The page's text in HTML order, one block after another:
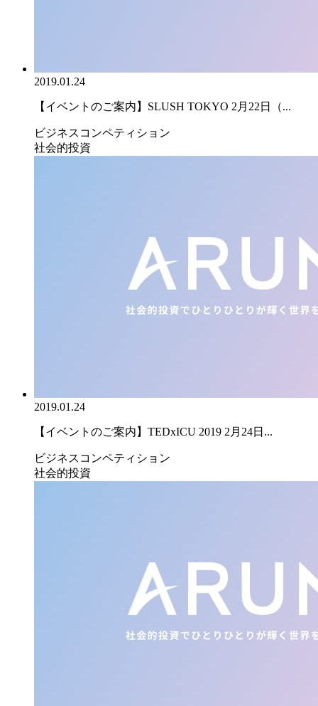
2019.01.24
【イベントのご案内】SLUSH TOKYO 2月22日（...
ビジネスコンペティション
社会的投資
2019.01.24
【イベントのご案内】TEDxICU 2019 2月24日...
ビジネスコンペティション
社会的投資